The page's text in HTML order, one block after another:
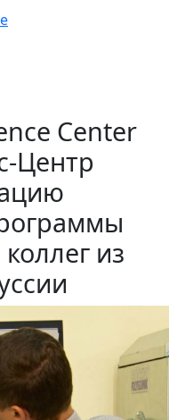
Center
Центр
из